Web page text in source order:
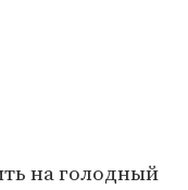
на голодный